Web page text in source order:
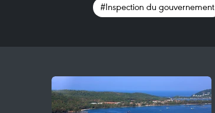
#Inspection du gouvernement